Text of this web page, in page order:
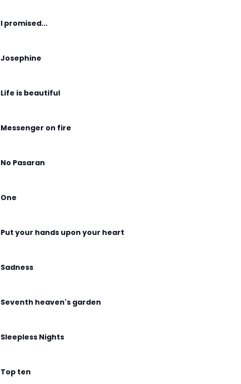
I promised...
Josephine
Life is beautiful
Messenger on fire
No Pasaran
One
Put your hands upon your heart
Sadness
Seventh heaven's garden
Sleepless Nights
Top ten